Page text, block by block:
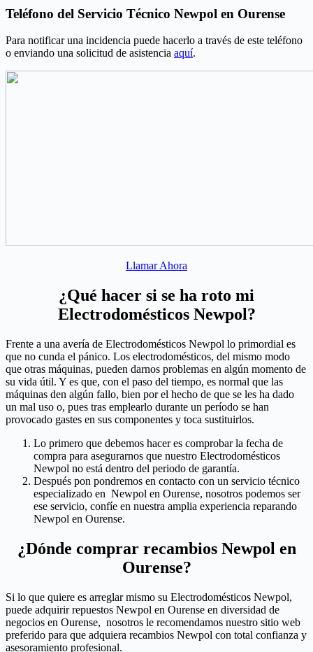
Teléfono del Servicio Técnico Newpol en Ourense
Para notificar una incidencia puede hacerlo a través de este teléfono
o enviando una solicitud de asistencia aquí.
Llamar Ahora
¿Qué hacer si se ha roto mi
Electrodomésticos Newpol?
Frente a una avería de Electrodomésticos Newpol lo primordial es
que no cunda el pánico. Los electrodomésticos, del mismo modo
que otras máquinas, pueden darnos problemas en algún momento de
su vida útil. Y es que, con el paso del tiempo, es normal que las
máquinas den algún fallo, bien por el hecho de que se les ha dado
un mal uso o, pues tras emplearlo durante un período se han
provocado gastes en sus componentes y toca sustituirlos.
Lo primero que debemos hacer es comprobar la fecha de
compra para asegurarnos que nuestro Electrodomésticos
Newpol no está dentro del periodo de garantía.
Después pon pondremos en contacto con un servicio técnico
especializado en Newpol en Ourense, nosotros podemos ser
ese servicio, confíe en nuestra amplia experiencia reparando
Newpol en Ourense.
¿Dónde comprar recambios Newpol en
Ourense?
Si lo que quiere es arreglar mismo su Electrodomésticos Newpol,
puede adquirir repuestos Newpol en Ourense en diversidad de
negocios en Ourense, nosotros le recomendamos nuestro sitio web
preferido para que adquiera recambios Newpol con total confianza y
asesoramiento profesional.